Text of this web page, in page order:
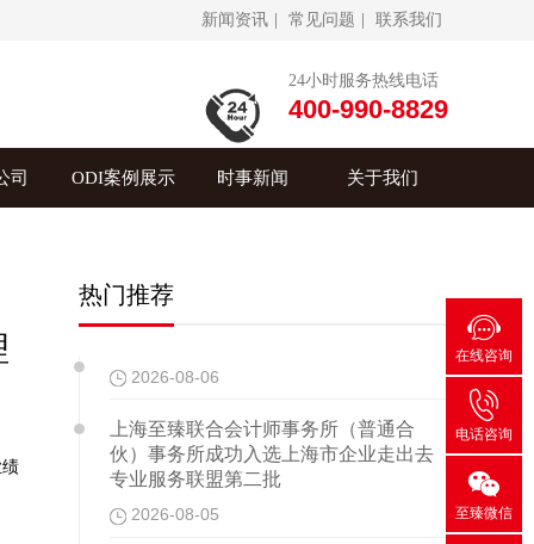
新闻资讯 常见问题 联系我们
24小时服务热线电话
400-990-8829
司 ODI案例展示 时事新闻 关于我们
热门推荐
2026-08-06
上海至臻联合会计师事务所（普通合
伙）事务所成功入选上海市企业走出去
专业服务联盟第二批
2026-08-05

在线咨询

电话咨询

至臻微信